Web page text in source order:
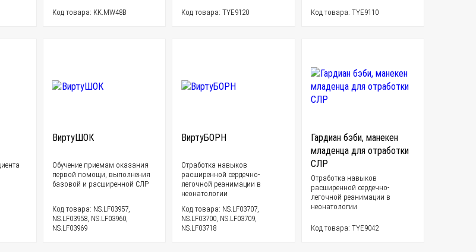
Код товара: KK.MW48В Код товара: TYE9120 Код товара: TYE9110
ВиртуШОК
Обучение приемам оказания
первой помощи, выполнения
базовой и расширенной СЛР
Код товара: NS.LF03957,
NS.LF03958, NS.LF03960,
NS.LF03969
ВиртуБОРН
Отработка навыков
расширенной сердечно-
легочной реанимации в
неонатологии
Код товара: NS.LF03707,
NS.LF03700, NS.LF03709,
NS.LF03718
Гардиан бэби, манекен
младенца для отработки
СЛР
Отработка навыков
расширенной сердечно-
легочной реанимации в
неонатологии
Код товара: TYE9042